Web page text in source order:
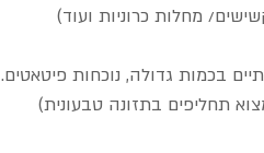
בכמות גדולה, נוכחות פיטאטים.